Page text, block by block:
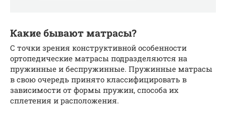
Какие бывают матрасы?
С точки зрения конструктивной особенности
ортопедические матрасы подразделяются на
пружинные и беспружинные. Пружинные матрасы
в свою очередь принято классифицировать в
зависимости от формы пружин, способа их
сплетения и расположения.